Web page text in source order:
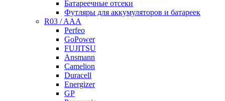
Батареечные отсеки
Футляры для аккумуляторов и батареек
R03 / AAA
Perfeo
GoPower
FUJITSU
Ansmann
Camelion
Duracell
Energizer
GP